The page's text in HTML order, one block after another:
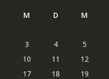
M D M
3
4 5
10
11 12
17
18 19